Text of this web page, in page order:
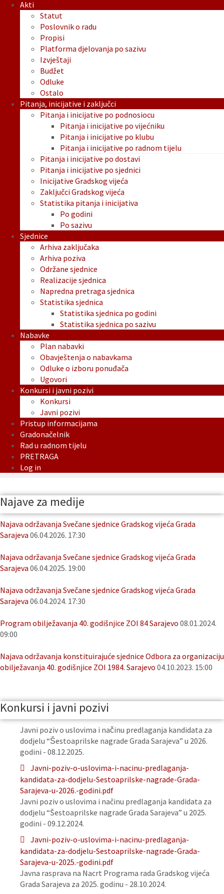
Akti
Statut
Poslovnik o radu
Propisi
Platforma djelovanja po sazivu
Izvještaji
Budžet
Odluke
Ostalo
Pitanja, inicijative i zaključci
Pitanja i inicijative po podnosiocu
Pitanja i inicijative po vijećniku
Pitanja i inicijative po klubu
Pitanja i inicijative po radnom tijelu
Pitanja i inicijative po dostavi
Pitanja i inicijative po sjednici
Inicijative Gradskog vijeća
Zaključci Gradskog vijeća
Statistika pitanja i inicijativa
Po godini
Po sazivu
Sjednice
Arhiva zaključaka
Arhiva poziva
Održane sjednice
Realizacije sjednica
Napredna pretraga sjednica
Statistika sjednica
Statistika sjednica po godini
Statistika sjednica po sazivu
Nabavke
Plan nabavki
Obavještenja o nabavkama
Odluke o izboru ponuđača
Ugovori
Konkursi i javni pozivi
Konkursi
Javni pozivi
Pristup informacijama
Gradonačelnik
Rad u radnom tijelu
PRETRAGA
Log in
Najave za medije
Najava održavanja Svečane sjednice Gradskog vijeća Grada
Sarajeva 06.04.2026. 17:30
Najava održavanja Svečane sjednice Gradskog vijeća Grada
Sarajeva 06.04.2025. 19:00
Najava održavanja Svečane sjednice Gradskog vijeća Grada
Sarajeva 06.04.2024. 17:30
Program obilježavanja 40. godišnjice ZOI 84 Sarajevo 08.01.2024.
09:00
Najava održavanja konstituirajuće sjednice Odbora za organizaciju
obilježavanja 40. godišnjice ZOI 1984. Sarajevo 04.10.2023. 15:00
Konkursi i javni pozivi
Javni poziv o uslovima i načinu predlaganja kandidata za
dodjelu “Šestoaprilske nagrade Grada Sarajeva” u 2026.
godini - 08.12.2025.
Javni-poziv-o-uslovima-i-nacinu-predlaganja-
kandidata-za-dodjelu-Sestoaprilske-nagrade-Grada-
Sarajeva-u-2026.-godini.pdf
Javni poziv o uslovima i načinu predlaganja kandidata za
dodjelu “Šestoaprilske nagrade Grada Sarajeva” u 2025.
godini - 09.12.2024.
Javni-poziv-o-uslovima-i-nacinu-predlaganja-
kandidata-za-dodjelu-Sestoaprilske-nagrade-Grada-
Sarajeva-u-2025.-godini.pdf
Javna rasprava na Nacrt Programa rada Gradskog vijeća
Grada Sarajeva za 2025. godinu - 28.10.2024.